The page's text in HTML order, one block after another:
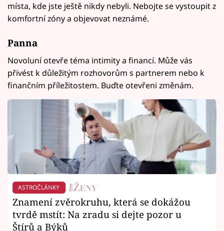
místa, kde jste ještě nikdy nebyli. Nebojte se vystoupit z
komfortní zóny a objevovat neznámé.
Panna
Novoluní otevře téma intimity a financí. Může vás
přivést k důležitým rozhovorům s partnerem nebo k
finančním příležitostem. Buďte otevřeni změnám.
ASTROČLÁNKY
Znamení zvěrokruhu, která se dokážou
tvrdě mstít: Na zradu si dejte pozor u
Štírů a Býků